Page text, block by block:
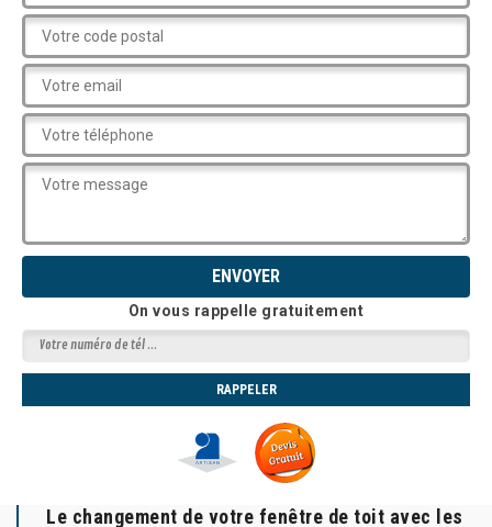
On vous rappelle gratuitement
Le changement de votre fenêtre de toit avec les